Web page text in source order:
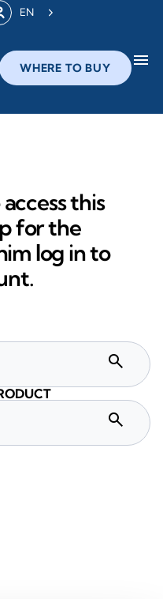
EN
WHERE TO BUY menu
this
for the
log in to
search
search